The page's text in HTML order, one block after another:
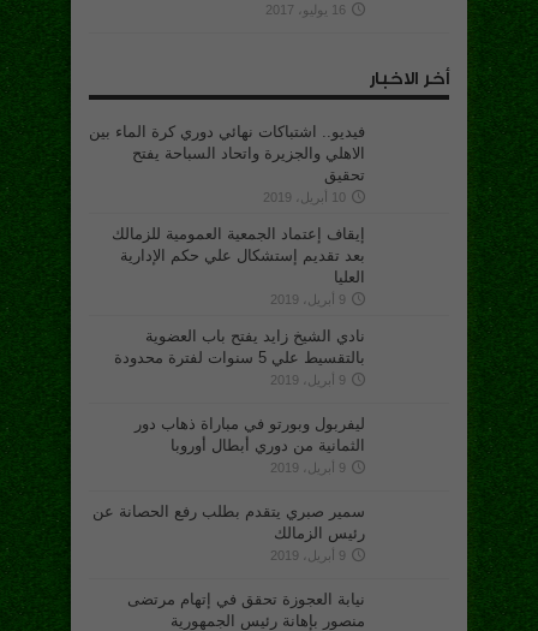
16 يوليو، 2017
أخر الاخبار
فيديو.. اشتباكات نهائي دوري كرة الماء بين
الاهلي والجزيرة واتحاد السباحة يفتح
تحقيق
10 أبريل، 2019
إيقاف إعتماد الجمعية العمومية للزمالك
بعد تقديم إستشكال علي حكم الإدارية
العليا
9 أبريل، 2019
نادي الشيخ زايد يفتح باب العضوية
بالتقسيط علي 5 سنوات لفترة محدودة
9 أبريل، 2019
ليفربول وبورتو في مباراة ذهاب دور
الثمانية من دوري أبطال أوروبا
9 أبريل، 2019
سمير صبري يتقدم بطلب رفع الحصانة عن
رئيس الزمالك
9 أبريل، 2019
نيابة العجوزة تحقق في إتهام مرتضى
منصور بإهانة رئيس الجمهورية